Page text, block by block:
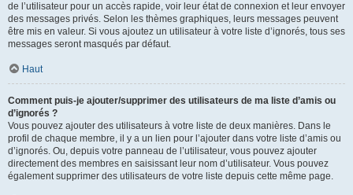
de l’utilisateur pour un accès rapide, voir leur état de connexion et leur envoyer
des messages privés. Selon les thèmes graphiques, leurs messages peuvent
être mis en valeur. Si vous ajoutez un utilisateur à votre liste d’ignorés, tous ses
messages seront masqués par défaut.
Haut
Comment puis-je ajouter/supprimer des utilisateurs de ma liste d’amis ou
d’ignorés ?
Vous pouvez ajouter des utilisateurs à votre liste de deux manières. Dans le
profil de chaque membre, il y a un lien pour l’ajouter dans votre liste d’amis ou
d’ignorés. Ou, depuis votre panneau de l’utilisateur, vous pouvez ajouter
directement des membres en saisissant leur nom d’utilisateur. Vous pouvez
également supprimer des utilisateurs de votre liste depuis cette même page.